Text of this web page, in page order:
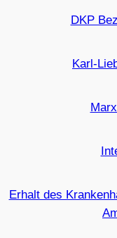
DKP
Karl-
Erhalt des